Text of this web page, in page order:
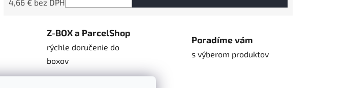
4,66 € bez DPH
Z-BOX a ParcelShop
rýchle doručenie do
boxov
Poradíme vám
s výberom produktov